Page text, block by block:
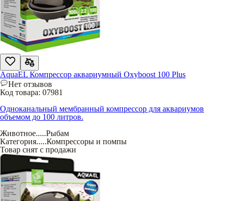
AquaEL Компрессор аквариумный Oxyboost 100 Plus
Нет отзывов
Код товара: 07981
Одноканальный мембранный компрессор для аквариумов
объемом до 100 литров.
Животное.....Рыбам
Категория.....Компрессоры и помпы
Товар снят с продажи